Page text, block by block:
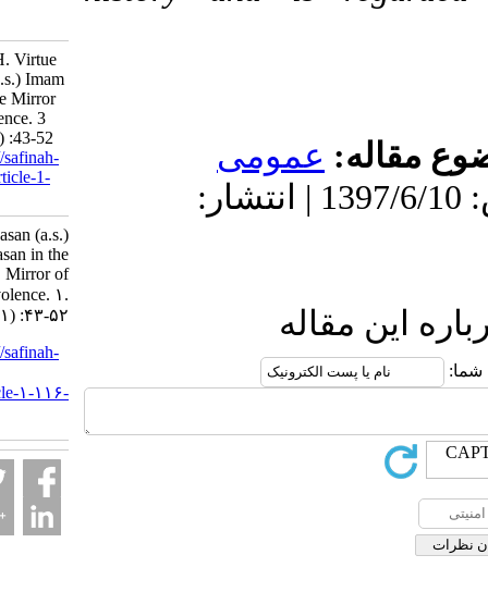
عمومى
دریافت: 1399/9/19 | پذیرش: 1397/6/10 | انتشار:
مقاله
Huseini S H. Virtue
of Hasan (a.s.) Imam
Hasan in the Mirror
of Benevolence. 3
2018; 3 (11) :43-52
URL:http://safinah-
al-nejat.ir/article-1-
Virtue of Hasan (a.s.)
Imam Hasan in the
Benevolence. ۱.
۱۳۹۷; ۳ (۱۱) :۴۳-۵۲
URL:http://safinah-
nejat.ir/article-۱-۱۱۶-